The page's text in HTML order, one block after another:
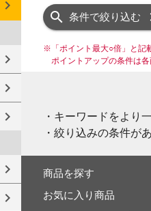
条件で絞り込む
※ 「ポイント最大○倍」と
ポイントアップの条件は
・キーワードをより
・絞り込みの条件が
商品を探す
お気に入り商品